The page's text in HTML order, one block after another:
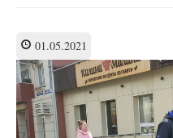
01.05.2021